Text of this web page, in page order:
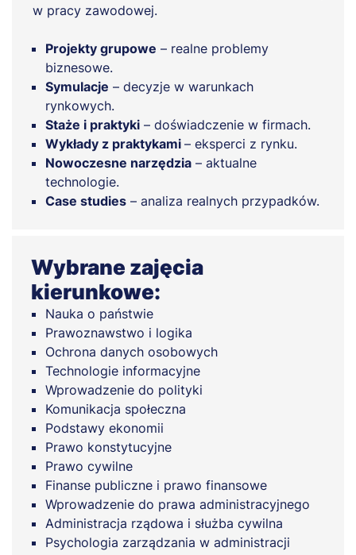
w pracy zawodowej.
Projekty grupowe – realne problemy
biznesowe.
Symulacje – decyzje w warunkach
rynkowych.
Staże i praktyki – doświadczenie w firmach.
Wykłady z praktykami – eksperci z rynku.
Nowoczesne narzędzia – aktualne
technologie.
Case studies – analiza realnych przypadków.
Wybrane zajęcia
kierunkowe:
Nauka o państwie
Prawoznawstwo i logika
Ochrona danych osobowych
Technologie informacyjne
Wprowadzenie do polityki
Komunikacja społeczna
Podstawy ekonomii
Prawo konstytucyjne
Prawo cywilne
Finanse publiczne i prawo finansowe
Wprowadzenie do prawa administracyjnego
Administracja rządowa i służba cywilna
Psychologia zarządzania w administracji